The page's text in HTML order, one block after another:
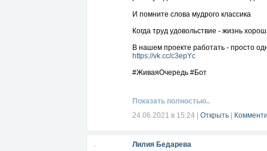
И помните слова мудрого классика
Когда труд удовольствие - жизнь
В нашем проекте работать - просто
https://vk.cc/c3epYc
#ЖиваяОчередь #Бот
Показать полностью..
24.06.2021 в 15:24
Открыть
Лилия Бедарева